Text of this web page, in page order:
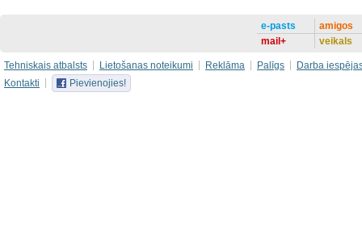
e-pasts
mail+
amigos
veikals
Tehniskais atbalsts Lietošanas noteikumi Reklāma Palīgs
Darba
Kontakti
Pievienojies!